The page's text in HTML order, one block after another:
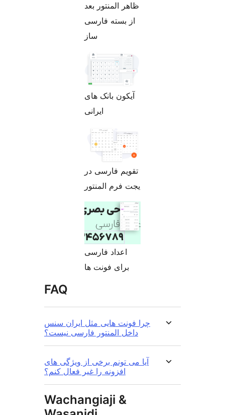
ظاهر المنتور بعد
از بسته فارسی
ساز
آیکون بانک های
ایرانی
تقویم فارسی در
یجت فرم المنتور
اعداد فارسی
برای فونت ها
FAQ
چرا فونت هایی مثل ایران سنس
داخل المنتور فارسی نیست؟
آیا می تونم برخی از ویژگی های
افزونه را غیر فعال کنم؟
Wachangiaji &